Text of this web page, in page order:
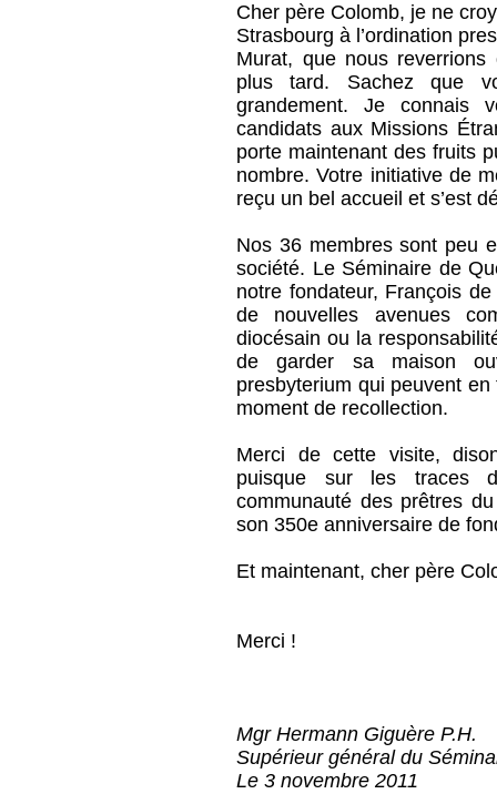
Cher père Colomb, je ne
Strasbourg à l’ordination
Murat, que nous
plus tard. Sachez que
grandement. Je connais
candidats aux Missions
porte maintenant des fruits
nombre. Votre initiative de
reçu un bel accueil et s’est
Nos 36 membres sont peu
société. Le Séminaire de
notre fondateur, François
de nouvelles avenues
diocésain ou la
de garder sa maison
presbyterium qui peuvent
moment de recollection.
Merci de cette visite,
puisque sur les traces
communauté des prêtres
son 350e anniversaire de
Et maintenant, cher père
Merci !
Mgr Hermann Giguère P.H.
Supérieur général du
Le 3 novembre 2011